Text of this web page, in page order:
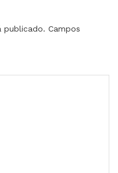
publicado. Campos